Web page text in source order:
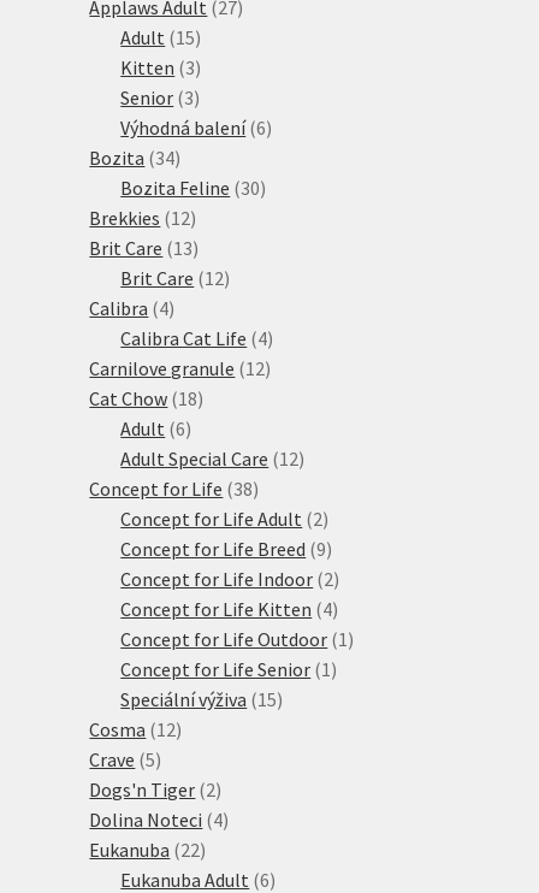
Applaws Adult 2727
Adult 1515
produktů
Kitten 33
produkty
Senior 33
produkty
Výhodná balení 66
Bozita 3434
produktů
Bozita Feline 3030
Brekkies 1212
produktů
Brit Care 1313
produktů
Brit Care 1212
Calibra 44
produkty
Calibra Cat Life 44
produkty
Carnilove granule 1212
Cat Chow 1818
Adult 66
produktů
Adult Special Care 1212
Concept for Life 3838
produktů
Concept for Life Adult 22
produkty
Concept for Life Breed 99
produktů
Concept for Life Indoor 22
produkty
Concept for Life Kitten 44
produkty
Concept for Life Outdoor 1 1
Concept for Life Senior 1 1
Speciální výživa 1515
Cosma 1212
Crave 55
produktů
Dogs'n Tiger 22
produkty
Dolina Noteci 44
Eukanuba 2222
produktů
Eukanuba Adult 66